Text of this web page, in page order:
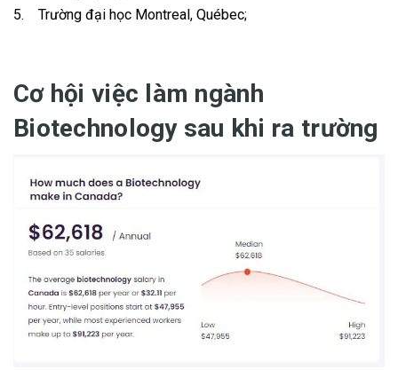
5. Trường đại học Montreal, Québec;
Cơ hội việc làm ngành
Biotechnology sau khi ra trường